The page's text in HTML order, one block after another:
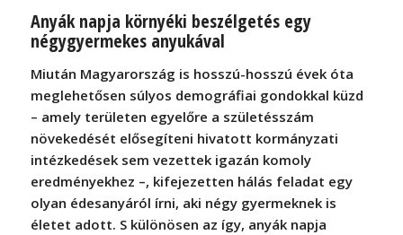
Anyák napja környéki beszélgetés egy
négygyermekes anyukával
Miután Magyarország is hosszú-hosszú évek óta
meglehetősen súlyos demográfiai gondokkal küzd
– amely területen egyelőre a születésszám
növekedését elősegíteni hivatott kormányzati
intézkedések sem vezettek igazán komoly
eredményekhez –, kifejezetten hálás feladat egy
olyan édesanyáról írni, aki négy gyermeknek is
életet adott. S különösen az így, anyák napja